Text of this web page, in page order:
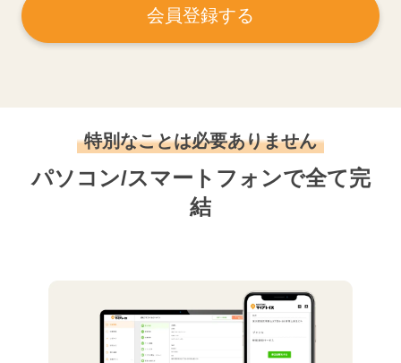
会員登録する
特別なことは必要ありません
パソコン/スマートフォンで全て完
結